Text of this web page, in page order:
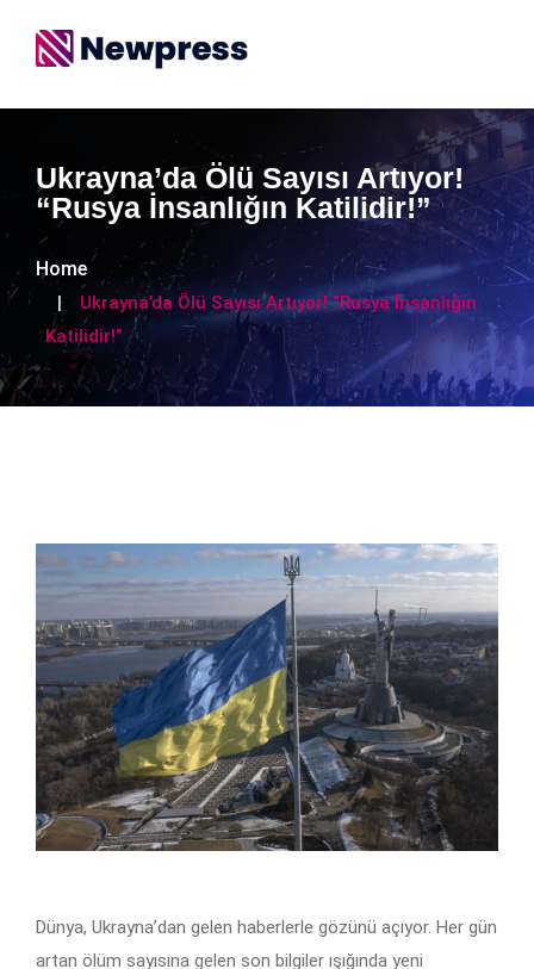
Ukrayna’da Ölü Sayısı Artıyor!
“Rusya İnsanlığın Katilidir!”
Home
Ukrayna’da Ölü Sayısı Artıyor! “Rusya İnsanlığın
Katilidir!”
Dünya, Ukrayna’dan gelen haberlerle gözünü açıyor. Her gün
artan ölüm sayısına gelen son bilgiler ışığında yeni